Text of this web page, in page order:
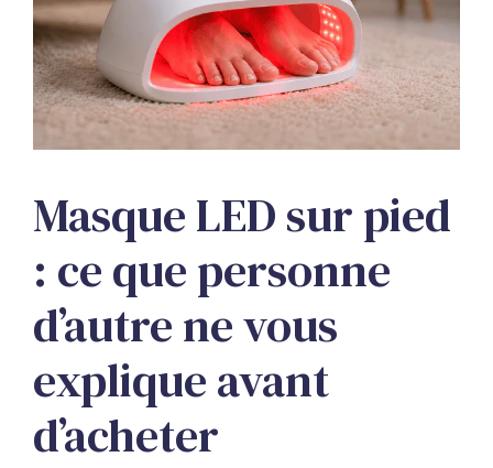
Masque LED sur pied
: ce que personne
d’autre ne vous
explique avant
d’acheter